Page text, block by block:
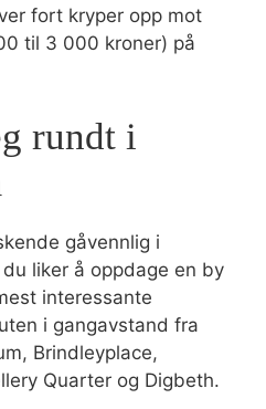
fort kryper opp mot
til 3 000 kroner) på
rundt i
gåvennlig i
liker å oppdage en by
interessante
i gangavstand fra
Brindleyplace,
Quarter og Digbeth.